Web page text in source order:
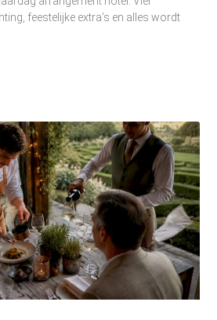
feestelijke extra’s en alles wordt